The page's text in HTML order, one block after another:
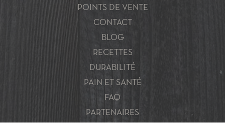
POINTS DE VENTE
CONTACT
BLOG
RECETTES
DURABILITÉ
PAIN ET SANTÉ
FAQ
PARTENAIRES